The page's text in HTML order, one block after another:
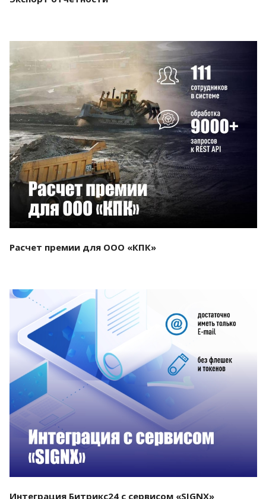
Смотреть проект
Расчет премии для ООО «КПК»
Смотреть проект
Интеграция Битрикс24 с сервисом «SIGNX»